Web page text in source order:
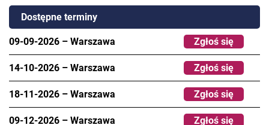
Dostępne terminy
09-09-2026 – Warszawa Zgłoś się
14-10-2026 – Warszawa Zgłoś się
18-11-2026 – Warszawa Zgłoś się
09-12-2026 – Warszawa Zgłoś się